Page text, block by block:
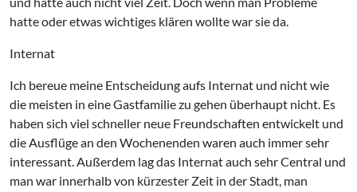
hatte oder etwas wichtiges klären wollte war sie da.
Internat
Ich bereue meine Entscheidung aufs Internat und nicht wie
die meisten in eine Gastfamilie zu gehen überhaupt nicht. Es
haben sich viel schneller neue Freundschaften entwickelt und
die Ausflüge an den Wochenenden waren auch immer sehr
interessant. Außerdem lag das Internat auch sehr Central und
man war innerhalb von kürzester Zeit in der Stadt, man